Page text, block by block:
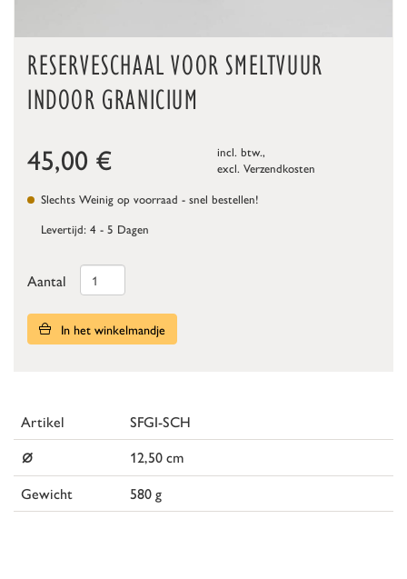
RESERVESCHAAL VOOR SMELTVUUR
INDOOR GRANICIUM
45,00 €
incl. btw.,
excl. Verzendkosten
Slechts Weinig op voorraad - snel bestellen!
Levertijd: 4 - 5 Dagen
Aantal
In het winkelmandje
Artikel SFGI-SCH
⌀
12,50 cm
Gewicht
580 g